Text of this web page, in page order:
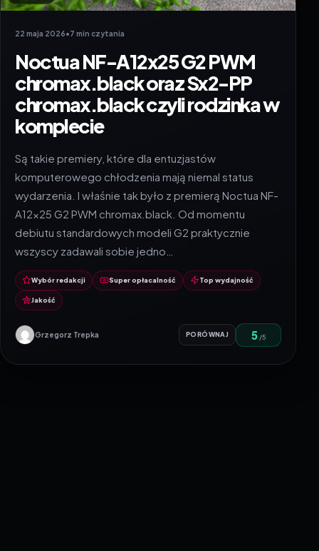
22 maja 2026•7 min czytania
Noctua NF-A12x25 G2 PWM
chromax.black oraz Sx2-PP
chromax.black czyli rodzinka w
komplecie
Są takie premiery, które dla entuzjastów
komputerowego chłodzenia mają niemal status
wydarzenia. I właśnie tak było z premierą Noctua NF-
A12x25 G2 PWM chromax.black. Od momentu
debiutu standardowych modeli G2 praktycznie
wszyscy zadawali sobie jedno…
Wybór redakcji Super opłacalność Top wydajność
Jakość
Grzegorz Trepka PORÓWNAJ 5 /5